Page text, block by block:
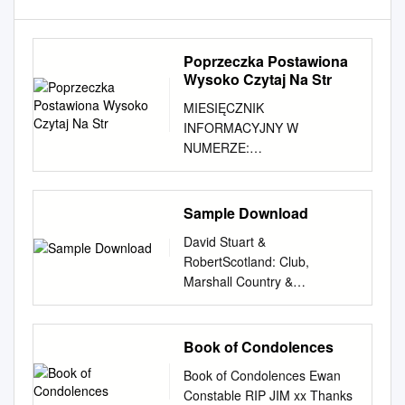
Poprzeczka Postawiona
Wysoko Czytaj Na Str
MIESIĘCZNIK
INFORMACYJNY W
NUMERZE:
MAŁOPOLSKIEGO ZWIĄZKU
PIŁKI NOŻNEJ • Obrachunki
w Limanowej i Gorlicach
listopad-grudzień 2017 nr 11-
12 (152-153) • To wymyka się
wyobraźni... • Gdy „Jaskółki”
grały w II lidze… • W kierunku
obszarów zaniedbanych •
Kawał dobrej roboty • Całe
życie w sporcie • Zanim
zostaną Lewandowskimi
Konferencja Kadry Trenersko-
Sample Download
David Stuart &
RobertScotland: Club,
Marshall Country &
Collectables Club, Country &
Collectables 1 Scotland Club,
Country & Collectables David
Publishing Ltd A2 Yeoman
Gate Yeoman Way Durrington
Book of Condolences
Book of Condolences Ewan
Constable RIP JIM xx Thanks